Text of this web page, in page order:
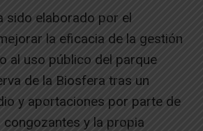
sido elaborado por el
la eficacia de la gestión
al uso público del parque
de la Biosfera tras un
y aportaciones por parte de
congozantes y la propia